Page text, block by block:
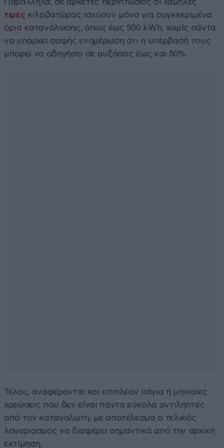
Παράλληλα, σε αρκετές περιπτώσεις οι χαμηλές
τιμές κιλοβατώρας ισχύουν μόνο για συγκεκριμένα
όρια κατανάλωσης, όπως έως 500 kWh, χωρίς πάντα
να υπάρχει σαφής ενημέρωση ότι η υπέρβασή τους
μπορεί να οδηγήσει σε αυξήσεις έως και 50%.
Τέλος, αναφέρονται και επιπλέον πάγια ή μηνιαίες
χρεώσεις που δεν είναι πάντα εύκολα αντιληπτές
από τον καταναλωτή, με αποτέλεσμα ο τελικός
λογαριασμός να διαφέρει σημαντικά από την αρχική
εκτίμηση.